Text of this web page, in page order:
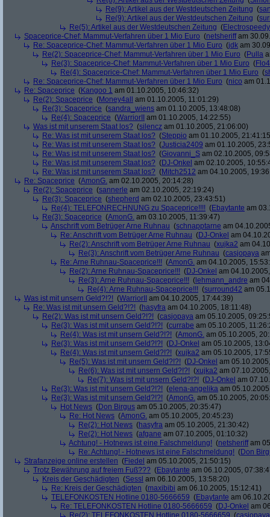
Re(9): Artikel aus der Westdeutschen Zeitung (
Re(9): Artikel aus der Westdeutschen Zeitung (
Re(5): Artikel aus der Westdeutschen Zeitung (Electrospeedy
Spaceprice-Chef: Mammut-Verfahren über 1 Mio Euro (netsheriffam
Re: Spaceprice-Chef: Mammut-Verfahren über 1 Mio Euro (jdk am
Re(2): Spaceprice-Chef: Mammut-Verfahren über 1 Mio Euro (Pulla
Re(3): Spaceprice-Chef: Mammut-Verfahren über 1 Mio Euro (
Re(4): Spaceprice-Chef: Mammut-Verfahren über 1 Mio Euro (
Re: Spaceprice-Chef: Mammut-Verfahren über 1 Mio Euro (nico am
Re: Spaceprice (Kangoo 1 am 01.10.2005, 10:46:32)
Re(2): Spaceprice (Money4all
am 01.10.2005, 11:01:29)
Re(3): Spaceprice (sandra_wiens am 01.10.2005, 13:48:08)
Re(4): Spaceprice (WarriorII
am 01.10.2005, 14:22:55)
Was ist mit unserem Staat los? (silencz am 01.10.2005, 21:06:00)
Re: Was ist mit unserem Staat los? (Steppio am 01.10.2005,
Re: Was ist mit unserem Staat los? (Justicia2409 am 01.10.2005,
Re: Was ist mit unserem Staat los? (Giovanni_S am 02.10.2005,
Re: Was ist mit unserem Staat los? (DJ-Onkel am 02.10.2005,
Re: Was ist mit unserem Staat los? (Mitch2512 am 04.10.2005,
Re: Spaceprice (AmonG. am 02.10.2005, 20:14:28)
Re(2): Spaceprice (sannerle am 02.10.2005, 22:19:24)
Re(3): Spaceprice (shepherd am 02.10.2005, 23:43:51)
Re(4): TELEFONRECHNUNG zu Spaceprice!!!! (Ebaytante am
Re(3): Spaceprice (AmonG. am 03.10.2005, 11:39:47)
Anschrift vom Betrüger Arne Ruhnau (schnapptarne am
Re: Anschrift vom Betrüger Arne Ruhnau (DJ-Onkel am
Re(2): Anschrift vom Betrüger Arne Ruhnau (xujka2 am
Re(3): Anschrift vom Betrüger Arne Ruhnau (casjopaya
Re: Arne Ruhnau-Spaceprice!!! (AmonG. am 04.10.2005,
Re(2): Arne Ruhnau-Spaceprice!!! (DJ-Onkel am
Re(3): Arne Ruhnau-Spaceprice!!! ( lehmann_andre am
Re(4): Arne Ruhnau-Spaceprice!!! (surround42 am
Was ist mit unsern Geld?!?! (WarriorII
am 04.10.2005, 17:44:39)
Re: Was ist mit unsern Geld?!?! (hasyfra am 04.10.2005, 18:11:48)
Re(2): Was ist mit unsern Geld?!?! (casjopaya am 05.10.2005,
Re(3): Was ist mit unsern Geld?!?! (currabe am 05.10.2005,
Re(4): Was ist mit unsern Geld?!?! (AmonG. am 05.10.2005,
Re(3): Was ist mit unsern Geld?!?! (DJ-Onkel am 05.10.2005,
Re(4): Was ist mit unsern Geld?!?! (xujka2 am 05.10.2005,
Re(5): Was ist mit unsern Geld?!?! (DJ-Onkel am
Re(6): Was ist mit unsern Geld?!?! (xujka2 am
Re(7): Was ist mit unsern Geld?!?! (DJ-Onkel am
Re(3): Was ist mit unsern Geld?!?! (elena-angelika am
Re(3): Was ist mit unsern Geld?!?! (AmonG. am 05.10.2005,
Hot News (Don Birgus am 05.10.2005, 20:35:47)
Re: Hot News (AmonG. am 05.10.2005, 20:45:23)
Re(2): Hot News (hasyfra am 05.10.2005, 21:30:42)
Re(2): Hot News (afgane am 07.10.2005, 01:10:32)
Achtung! - Hotnews ist eine Falschmeldung! (netsheriffam
Re: Achtung! - Hotnews ist eine Falschmeldung! (Don
Strafanzeige online erstellen (Fiedel am 05.10.2005, 21:50:15)
Trotz Bewährung auf freiem Fuß??? (Ebaytante am 06.10.2005,
Kreis der Geschädigten (Sessl am 06.10.2005, 13:58:20)
Re: Kreis der Geschädigten (maxibibi am 06.10.2005, 15:12:41)
TELEFONKOSTEN Hotline 0180-5666659 (Ebaytante am
Re: TELEFONKOSTEN Hotline 0180-5666659 (DJ-Onkel am
Re(2): TELEFONKOSTEN Hotline 0180-5666659 (casjopaya